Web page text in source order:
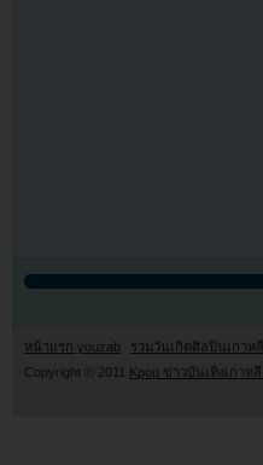
หน้าแรก youzab รวมวันเกิดศิลปินเกาหลี
Copyright © 2011 Kpop ข่าวบันเทิงเกา